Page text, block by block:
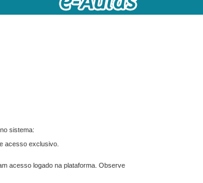
sistema:
acesso exclusivo.
acesso logado na plataforma. Observe